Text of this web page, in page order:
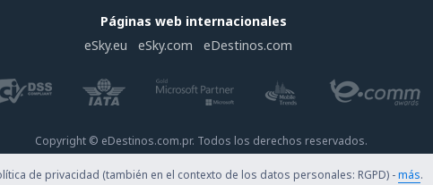
Páginas web internacionales
eSky.eu
eSky.com eDestinos.com
Copyright © eDestinos.com.pr. Todos los derechos reservados.
de privacidad (también en el contexto de los datos personales: RGPD) -más.